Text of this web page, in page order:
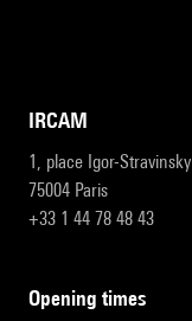
IRCAM
1, place Igor-Stravinsky
75004 Paris
+33 1 44 78 48 43
opening times